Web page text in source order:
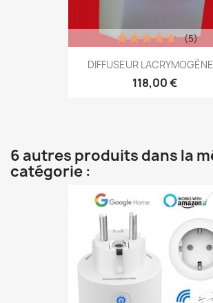
DIFFUSEUR
118,00 €
(5)
6 autres produits dans la
catégorie :